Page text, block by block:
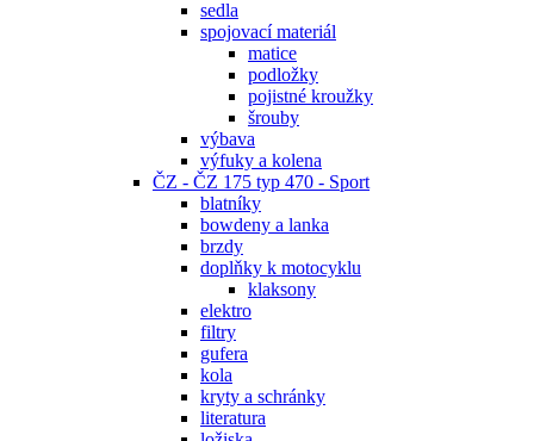
sedla
spojovací materiál
matice
podložky
pojistné kroužky
šrouby
výbava
výfuky a kolena
ČZ - ČZ 175 typ 470 - Sport
blatníky
bowdeny a lanka
brzdy
doplňky k motocyklu
klaksony
elektro
filtry
gufera
kola
kryty a schránky
literatura